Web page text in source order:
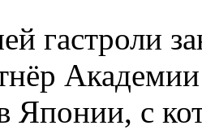
гастроли
Японии, с